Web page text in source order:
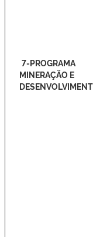
7-PROGRAMA
MINERAÇÃO E